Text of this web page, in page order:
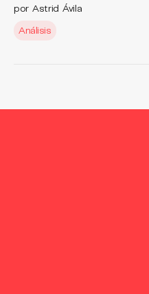
por Astrid Ávila
Análisis